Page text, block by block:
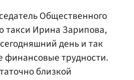
Общественного
такси Ирина Зарипова,
день и так
финансовые трудности.
близкой